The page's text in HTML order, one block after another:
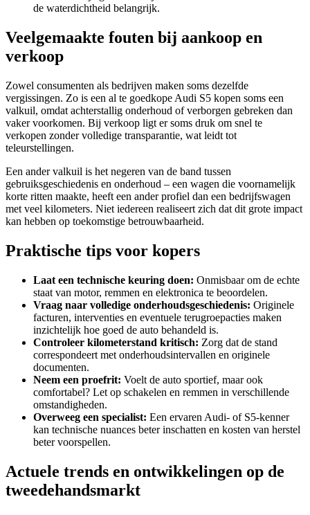
de waterdichtheid belangrijk.
Veelgemaakte fouten bij aankoop en
verkoop
Zowel consumenten als bedrijven maken soms dezelfde
vergissingen. Zo is een al te goedkope Audi S5 kopen soms een
valkuil, omdat achterstallig onderhoud of verborgen gebreken dan
vaker voorkomen. Bij verkoop ligt er soms druk om snel te
verkopen zonder volledige transparantie, wat leidt tot
teleurstellingen.
Een ander valkuil is het negeren van de band tussen
gebruiksgeschiedenis en onderhoud – een wagen die voornamelijk
korte ritten maakte, heeft een ander profiel dan een bedrijfswagen
met veel kilometers. Niet iedereen realiseert zich dat dit grote impact
kan hebben op toekomstige betrouwbaarheid.
Praktische tips voor kopers
Laat een technische keuring doen: Onmisbaar om de echte
staat van motor, remmen en elektronica te beoordelen.
Vraag naar volledige onderhoudsgeschiedenis: Originele
facturen, interventies en eventuele terugroepacties maken
inzichtelijk hoe goed de auto behandeld is.
Controleer kilometerstand kritisch: Zorg dat de stand
correspondeert met onderhoudsintervallen en originele
documenten.
Neem een proefrit: Voelt de auto sportief, maar ook
comfortabel? Let op schakelen en remmen in verschillende
omstandigheden.
Overweeg een specialist: Een ervaren Audi- of S5-kenner
kan technische nuances beter inschatten en kosten van herstel
beter voorspellen.
Actuele trends en ontwikkelingen op de
tweedehandsmarkt